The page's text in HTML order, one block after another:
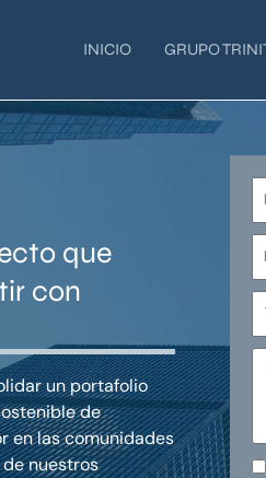
INICIO GRUPO
que
con
un portafolio
de
en las comunidades
nuestros